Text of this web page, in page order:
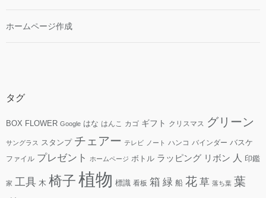
ホームページ作成
タグ
BOX FLOWER Google はな はんこ カゴ ギフト クリスマス グリーン
サングラス スタンプ チェアー テレビ ノート ハンコ バインダー バスケ
ファイル プレゼント ホームページ ボトル ラッピング リボン 人 印鑑
家 工具 木 椅子植物 標識 看板 箱 緑 船 花 草 落ち葉 葉